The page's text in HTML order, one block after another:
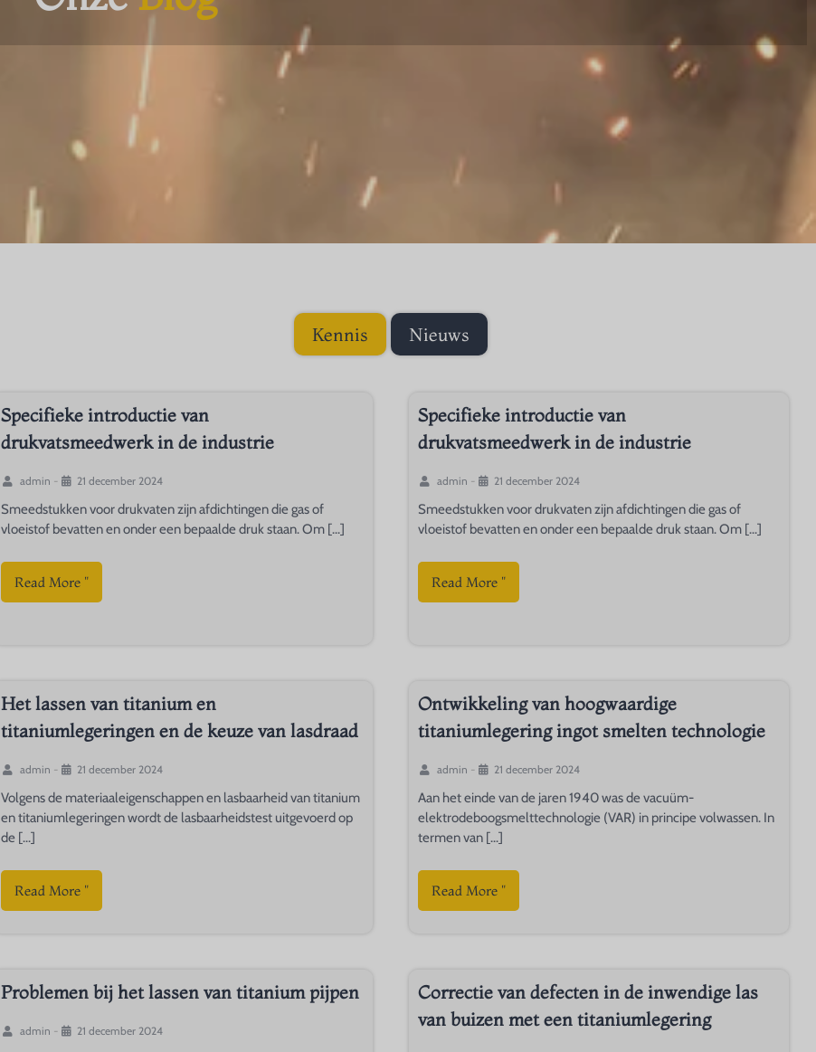
Kennis Nieuws
Specifieke introductie van
drukvatsmeedwerk in de industrie
admin - 21 december 2024
Smeedstukken voor drukvaten zijn afdichtingen die gas of
vloeistof bevatten en onder een bepaalde druk staan. Om [...]
Read More "
Specifieke introductie van
drukvatsmeedwerk in de industrie
admin - 21 december 2024
Smeedstukken voor drukvaten zijn afdichtingen die gas of
vloeistof bevatten en onder een bepaalde druk staan. Om [...]
Read More "
Het lassen van titanium en
titaniumlegeringen en de keuze van lasdraad
admin - 21 december 2024
Volgens de materiaaleigenschappen en lasbaarheid van titanium
en titaniumlegeringen wordt de lasbaarheidstest uitgevoerd op
de [...]
Read More "
Ontwikkeling van hoogwaardige
titaniumlegering ingot smelten technologie
admin - 21 december 2024
Aan het einde van de jaren 1940 was de vacuüm-
elektrodeboogsmelttechnologie (VAR) in principe volwassen. In
termen van [...]
Read More "
Problemen bij het lassen van titanium pijpen
admin - 21 december 2024
Correctie van defecten in de inwendige las
van buizen met een titaniumlegering